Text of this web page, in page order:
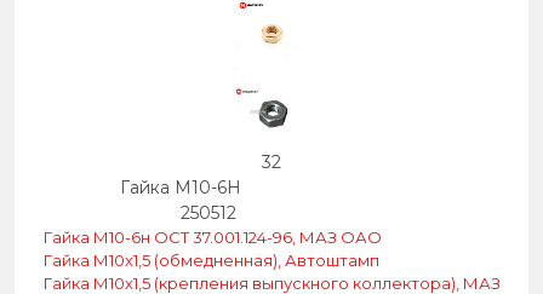
32
Гайка М10-6Н
250512
Гайка М10-6н ОСТ 37.001.124-96, МАЗ ОАО
Гайка М10х1,5 (обмедненная), Автоштамп
Гайка М10х1,5 (крепления выпускного коллектора), МАЗ